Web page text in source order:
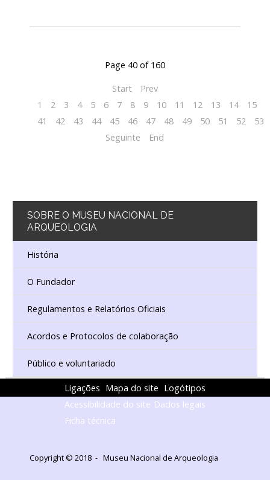
Page 40 of 160
Start
Prev
1
2 3 4 5 6 7 8 9 10 11 12 13 14 15
41
42 43 44 45 46 47 48 49 50 51 52
53
Seguinte
End
SOBRE O MUSEU NACIONAL DE
ARQUEOLOGIA
História
O Fundador
Regulamentos e Relatórios Oficiais
Acordos e Protocolos de colaboração
Público e voluntariado
Ligações Mapa do site Logótipos
Acessibilidade do site Dados legais
Ficha técnica
Copyright © 2018 - Museu Nacional de Arqueologia